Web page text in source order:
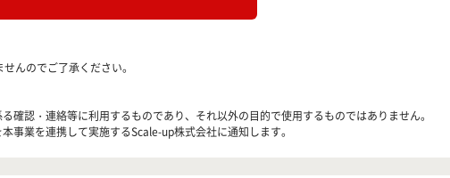
んのでご了承ください。
認・連絡等に利用するものであり、それ以外の目的で使用するものではありません。
業を連携して実施するScale-up株式会社に通知します。